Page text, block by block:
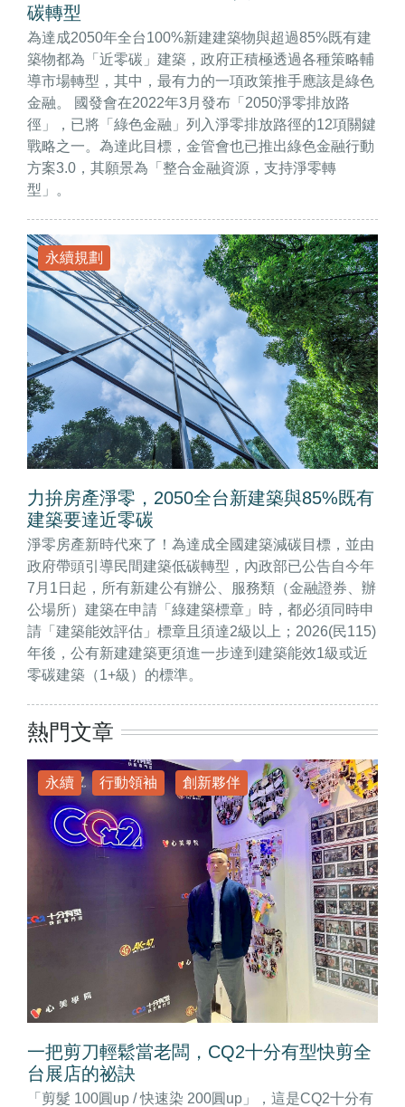
碳轉型
為達成2050年全台100%新建建築物與超過85%既有建
築物都為「近零碳」建築，政府正積極透過各種策略輔
導市場轉型，其中，最有力的一項政策推手應該是綠色
金融。 國發會在2022年3月發布「2050淨零排放路
徑」，已將「綠色金融」列入淨零排放路徑的12項關鍵
戰略之一。為達此目標，金管會也已推出綠色金融行動
方案3.0，其願景為「整合金融資源，支持淨零轉
型」。
永續規劃
力拚房產淨零，2050全台新建築與85%既有
建築要達近零碳
淨零房產新時代來了！為達成全國建築減碳目標，並由
政府帶頭引導民間建築低碳轉型，內政部已公告自今年
7月1日起，所有新建公有辦公、服務類（金融證券、辦
公場所）建築在申請「綠建築標章」時，都必須同時申
請「建築能效評估」標章且須達2級以上；2026(民115)
年後，公有新建建築更須進一步達到建築能效1級或近
零碳建築（1+級）的標準。
熱門文章
永續 行動領袖 創新夥伴
一把剪刀輕鬆當老闆，CQ2十分有型快剪全
台展店的祕訣
「剪髮 100圓up / 快速染 200圓up」，這是CQ2十分有